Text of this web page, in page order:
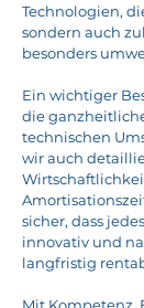
Technologien,
sondern auch
besonders
Ein wichtiger
die
technischen
wir auch
sicher, dass
innovativ und
langfristig